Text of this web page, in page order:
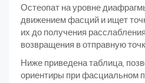
Остеопат на уровне
движением фасций и ищет
их до получения
возвращения в отправную
Ниже приведена таблица,
ориентиры при фасциальном